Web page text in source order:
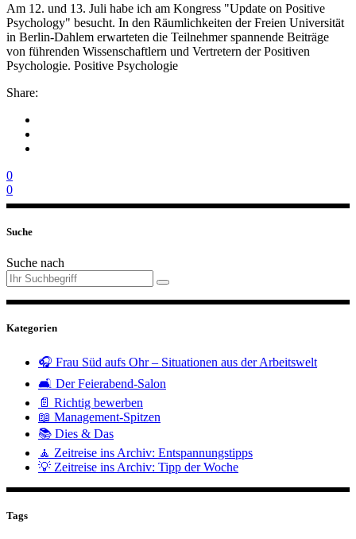
Am 12. und 13. Juli habe ich am Kongress "Update on Positive
Psychology" besucht. In den Räumlichkeiten der Freien Universität
in Berlin-Dahlem erwarteten die Teilnehmer spannende Beiträge
von führenden Wissenschaftlern und Vertretern der Positiven
Psychologie. Positive Psychologie
Share:
0
0
Suche
Suche nach
Kategorien
🎧 Frau Süd aufs Ohr – Situationen aus der Arbeitswelt
🛋️ Der Feierabend-Salon
📄 Richtig bewerben
📖 Management-Spitzen
📚 Dies & Das
🧘 Zeitreise ins Archiv: Entspannungstipps
💡 Zeitreise ins Archiv: Tipp der Woche
Tags